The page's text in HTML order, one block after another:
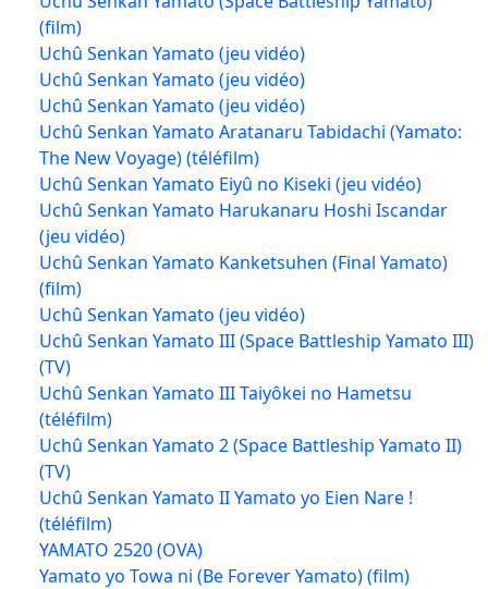
(film)
Uchû Senkan Yamato (jeu vidéo)
Uchû Senkan Yamato (jeu vidéo)
Uchû Senkan Yamato (jeu vidéo)
Uchû Senkan Yamato Aratanaru Tabidachi (Yamato:
The New Voyage) (téléfilm)
Uchû Senkan Yamato Eiyû no Kiseki (jeu vidéo)
Uchû Senkan Yamato Harukanaru Hoshi Iscandar
(jeu vidéo)
Uchû Senkan Yamato Kanketsuhen (Final Yamato)
(film)
Uchû Senkan Yamato (jeu vidéo)
Uchû Senkan Yamato III (Space Battleship Yamato III)
(TV)
Uchû Senkan Yamato III Taiyôkei no Hametsu
(téléfilm)
Uchû Senkan Yamato 2 (Space Battleship Yamato II)
(TV)
Uchû Senkan Yamato II Yamato yo Eien Nare !
(téléfilm)
YAMATO 2520 (OVA)
Yamato yo Towa ni (Be Forever Yamato) (film)